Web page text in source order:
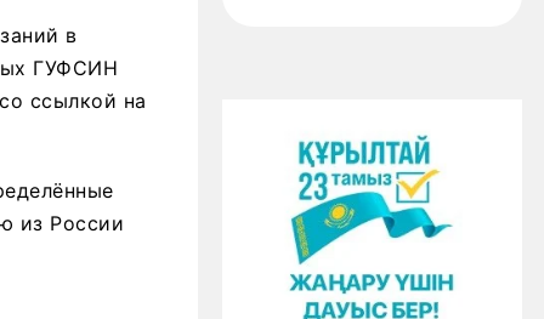
в
ГУФСИН
ссылкой на
из России